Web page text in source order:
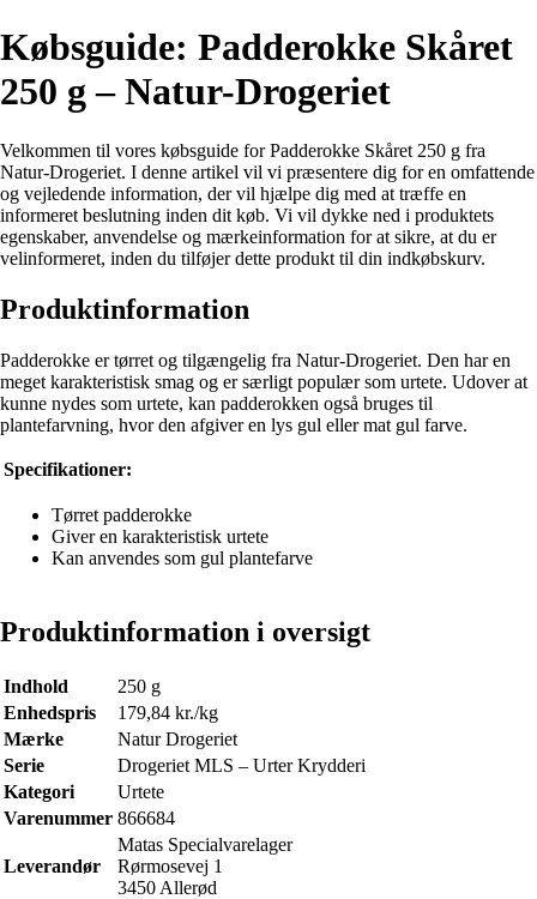
Købsguide: Padderokke Skåret
250 g – Natur-Drogeriet
Velkommen til vores købsguide for Padderokke Skåret 250 g fra
Natur-Drogeriet. I denne artikel vil vi præsentere dig for en omfattende
og vejledende information, der vil hjælpe dig med at træffe en
informeret beslutning inden dit køb. Vi vil dykke ned i produktets
egenskaber, anvendelse og mærkeinformation for at sikre, at du er
velinformeret, inden du tilføjer dette produkt til din indkøbskurv.
Produktinformation
Padderokke er tørret og tilgængelig fra Natur-Drogeriet. Den har en
meget karakteristisk smag og er særligt populær som urtete. Udover at
kunne nydes som urtete, kan padderokken også bruges til
plantefarvning, hvor den afgiver en lys gul eller mat gul farve.
Specifikationer:
Tørret padderokke
Giver en karakteristisk urtete
Kan anvendes som gul plantefarve
Produktinformation i oversigt
Indhold
250 g
Enhedspris
179,84 kr./kg
Mærke
Natur Drogeriet
Serie
Drogeriet MLS – Urter Krydderi
Kategori
Urtete
Varenummer 866684
Leverandør
Matas Specialvarelager
Rørmosevej 1
3450 Allerød